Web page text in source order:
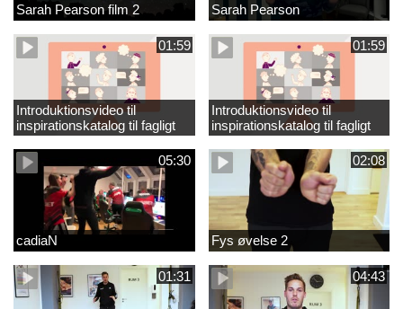
Sarah Pearson film 2 Sarah Pearson
01:59
Introduktionsvideo til
inspirationskatalog til fagligt
løft_tilrettet
01:59
Introduktionsvideo til
inspirationskatalog til fagligt
løft
05:30
cadiaN
02:08
Fys øvelse 2
01:31 04:43